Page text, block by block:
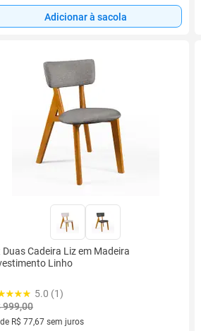
Adicionar à sacola
Duas Cadeira Liz em Madeira
Linho
5.0 (1)
999,00
R$ 77,67 sem juros